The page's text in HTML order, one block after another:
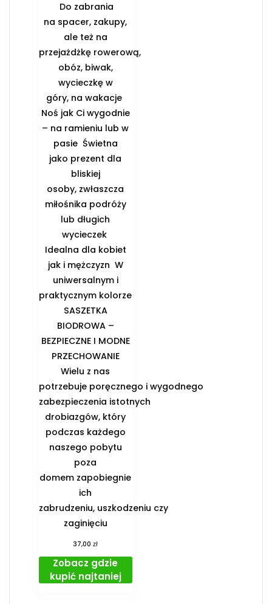
️ Do zabrania
na spacer, zakupy,
ale też na
przejażdżkę rowerową,
obóz, biwak,
wycieczkę w
góry, na wakacje ️
Noś jak Ci wygodnie
– na ramieniu lub w
pasie ️ Świetna
jako prezent dla
bliskiej
osoby, zwłaszcza
miłośnika podróży
lub długich
wycieczek ️
Idealna dla kobiet
jak i mężczyzn ️ W
uniwersalnym i
praktycznym kolorze
️SASZETKA
BIODROWA –
BEZPIECZNE I MODNE
PRZECHOWANIE️
Wielu z nas
potrzebuje poręcznego i wygodnego
zabezpieczenia istotnych
drobiazgów, który
podczas każdego
naszego pobytu
poza
domem zapobiegnie
ich
zabrudzeniu, uszkodzeniu czy
zaginięciu
37,00zł
Zobacz gdzie
kupić najtaniej